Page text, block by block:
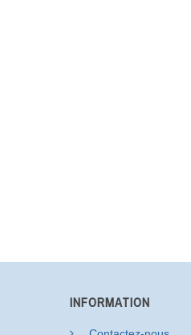
INFORMATION